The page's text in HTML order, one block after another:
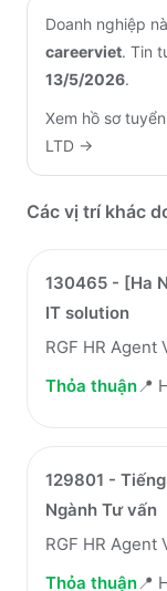
Doanh nghiệp
careerviet. Tin
13/5/2026.
Xem hồ sơ
LTD →
Các vị trí khác
130465 - [Ha
IT solution
RGF HR Agent
Thỏa thuận📍
129801 -
Ngành Tư vấn
RGF HR Agent
Thỏa thuận📍